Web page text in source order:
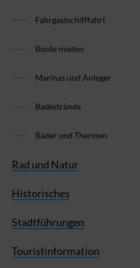
Fahrgastschifffahrt
Boote mieten
Marinas und Anleger
Badestrände
Bäder und Thermen
Rad und Natur
Historisches
Stadtführungen
Touristinformation